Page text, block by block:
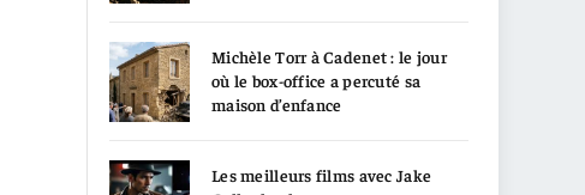
Michèle Torr à Cadenet : le jour
où le box-office a percuté sa
maison d’enfance
Les meilleurs films avec Jake